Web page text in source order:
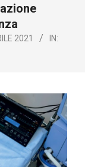
2021
IN: